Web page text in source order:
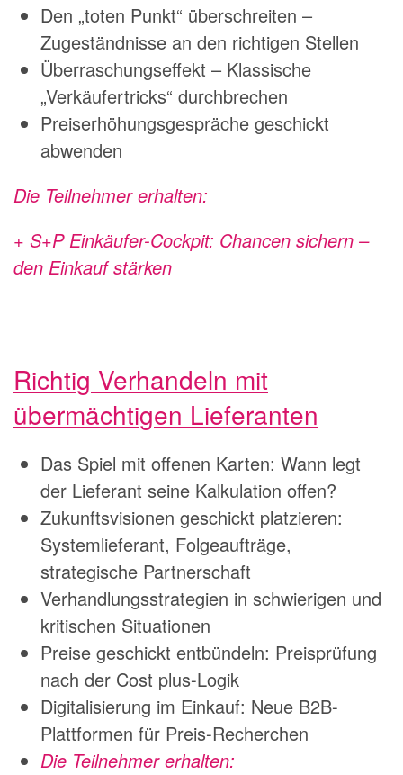
Den „toten Punkt“ überschreiten –
Zugeständnisse an den richtigen Stellen
Überraschungseffekt – Klassische
„Verkäufertricks“ durchbrechen
Preiserhöhungsgespräche geschickt
abwenden
Die Teilnehmer erhalten:
+ S+P Einkäufer-Cockpit: Chancen sichern –
den Einkaufstärken
Richtig Verhandeln mit
übermächtigen Lieferanten
Das Spiel mit offenen Karten: Wann legt
der Lieferant seine Kalkulation offen?
Zukunftsvisionen geschickt platzieren:
Systemlieferant, Folgeaufträge,
strategische Partnerschaft
Verhandlungsstrategien in schwierigen und
kritischen Situationen
Preise geschickt entbündeln: Preisprüfung
nach der Cost plus-Logik
Digitalisierung im Einkauf: Neue B2B-
Plattformen für Preis-Recherchen
Die Teilnehmer erhalten: